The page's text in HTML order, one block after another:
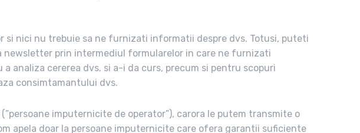
nici nu trebuie sa ne furnizati informatii despre dvs. Totusi, puteti
prin intermediul formularelor in care ne furnizati
cererea dvs. si a-i da curs, precum si pentru scopuri
consimtamantului dvs.
imputernicite de operator”), carora le putem transmite o
apela doar la persoane imputernicite care ofera garantii suficiente